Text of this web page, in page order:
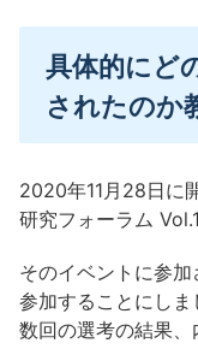
具体的にど
されたのか
2020年11月28日に
研究フォーラム
そのイベントに参
参加することにしま
数回の選考の結果、